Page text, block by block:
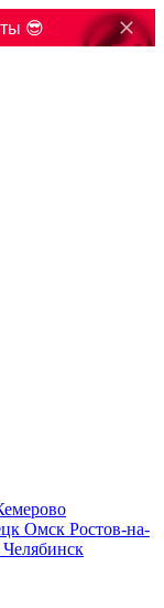
😎
Омск Ростов-на-
Челябинск